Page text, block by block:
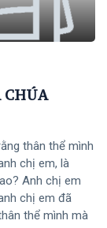
CHÚA
thân thể mình
chị em, là
Anh chị em
chị em đã
thể mình mà